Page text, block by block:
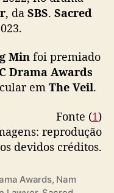
á
e
l
n
d
e
a
c
, da SBS. Sacred
Min foi premiado
Drama Awards
em The Veil.
Fonte (1)
reprodução
devidos créditos.
Awards, Nam